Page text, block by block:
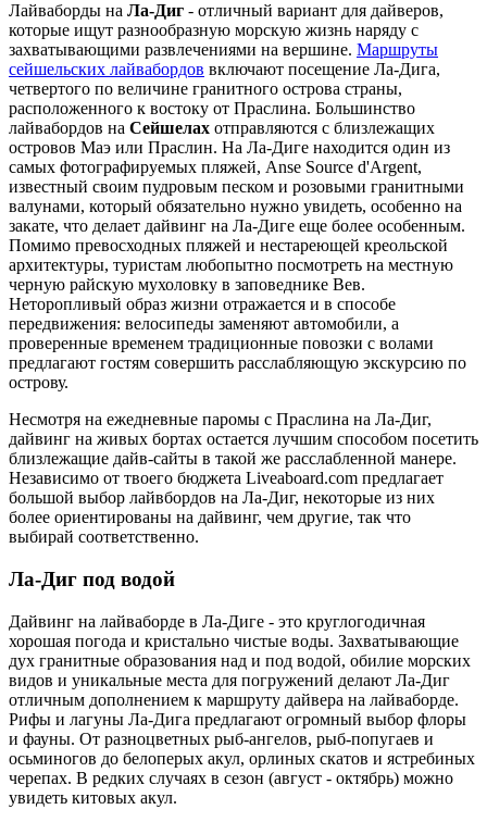
Лайваборды на Ла-Диг - отличный вариант для дайверов,
которые ищут разнообразную морскую жизнь наряду с
захватывающими развлечениями на вершине. Маршруты
сейшельских лайвабордов включают посещение Ла-Дига,
четвертого по величине гранитного острова страны,
расположенного к востоку от Праслина. Большинство
лайвабордов на Сейшелах отправляются с близлежащих
островов Маэ или Праслин. На Ла-Диге находится один из
самых фотографируемых пляжей, Anse Source d'Argent,
известный своим пудровым песком и розовыми гранитными
валунами, который обязательно нужно увидеть, особенно на
закате, что делает дайвинг на Ла-Диге еще более особенным.
Помимо превосходных пляжей и нестареющей креольской
архитектуры, туристам любопытно посмотреть на местную
черную райскую мухоловку в заповеднике Вев.
Неторопливый образ жизни отражается и в способе
передвижения: велосипеды заменяют автомобили, а
проверенные временем традиционные повозки с волами
предлагают гостям совершить расслабляющую экскурсию по
острову.
Несмотря на ежедневные паромы с Праслина на Ла-Диг,
дайвинг на живых бортах остается лучшим способом посетить
близлежащие дайв-сайты в такой же расслабленной манере.
Независимо от твоего бюджета Liveaboard.com предлагает
большой выбор лайвбордов на Ла-Диг, некоторые из них
более ориентированы на дайвинг, чем другие, так что
выбирай соответственно.
Ла-Диг под водой
Дайвинг на лайваборде в Ла-Диге - это круглогодичная
хорошая погода и кристально чистые воды. Захватывающие
дух гранитные образования над и под водой, обилие морских
видов и уникальные места для погружений делают Ла-Диг
отличным дополнением к маршруту дайвера на лайваборде.
Рифы и лагуны Ла-Дига предлагают огромный выбор флоры
и фауны. От разноцветных рыб-ангелов, рыб-попугаев и
осьминогов до белоперых акул, орлиных скатов и ястребиных
черепах. В редких случаях в сезон (август - октябрь) можно
увидеть китовых акул.